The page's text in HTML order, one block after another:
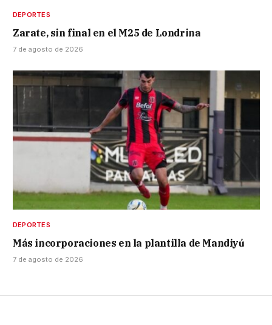
DEPORTES
Zarate, sin final en el M25 de Londrina
7 de agosto de 2026
DEPORTES
Más incorporaciones en la plantilla de Mandiyú
7 de agosto de 2026